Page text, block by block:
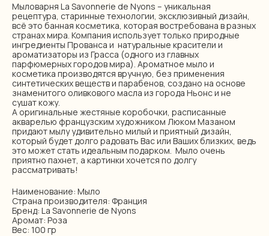
Мыловарня La Savonnerie de Nyons – уникальная
рецептура, старинные технологии, эксклюзивный дизайн,
всё это банная косметика, которая востребована в разных
странах мира. Компания использует только природные
ингредиенты Прованса и натуральные красители и
ароматизаторы из Грасса (одного из главных
парфюмерных городов мира). Ароматное мыло и
косметика производятся вручную, без применения
синтетических веществ и парабенов, создано на основе
знаменитого оливкового масла из города Ньонс и не
сушат кожу.
А оригинальные жестяные коробочки, расписанные
акварелью французским художником Люком Мазаном
придают мылу удивительно милый и приятный дизайн,
который будет долго радовать Вас или Ваших близких, ведь
это может стать идеальным подарком. Мыло очень
приятно пахнет, а картинки хочется по долгу
рассматривать!
Наименование: Мыло
Страна производителя: Франция
Бренд: La Savonnerie de Nyons
Аромат: Роза
Вес: 100 гр